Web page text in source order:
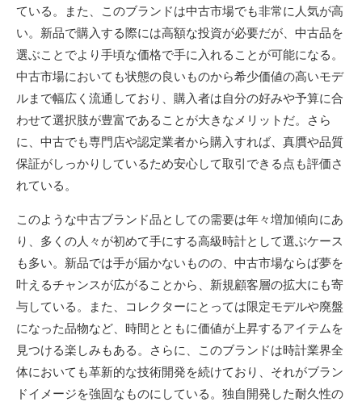
ている。また、このブランドは中古市場でも非常に人気が高
い。新品で購入する際には高額な投資が必要だが、中古品を
選ぶことでより手頃な価格で手に入れることが可能になる。
中古市場においても状態の良いものから希少価値の高いモデ
ルまで幅広く流通しており、購入者は自分の好みや予算に合
わせて選択肢が豊富であることが大きなメリットだ。さら
に、中古でも専門店や認定業者から購入すれば、真贋や品質
保証がしっかりしているため安心して取引できる点も評価さ
れている。
このような中古ブランド品としての需要は年々増加傾向にあ
り、多くの人々が初めて手にする高級時計として選ぶケース
も多い。新品では手が届かないものの、中古市場ならば夢を
叶えるチャンスが広がることから、新規顧客層の拡大にも寄
与している。また、コレクターにとっては限定モデルや廃盤
になった品物など、時間とともに価値が上昇するアイテムを
見つける楽しみもある。さらに、このブランドは時計業界全
体においても革新的な技術開発を続けており、それがブラン
ドイメージを強固なものにしている。独自開発した耐久性の